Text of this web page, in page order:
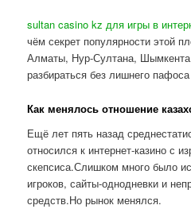
sultan casino kz для игры в
чём секрет популярности этой
Алматы, Нур-Султана, Шымкента
разбираться без лишнего
Как менялось отношение
Ещё лет пять назад
относился к интернет-казино с
скепсиса.Слишком много было
игроков, сайты-однодневки и
средств.Но рынок менялся.